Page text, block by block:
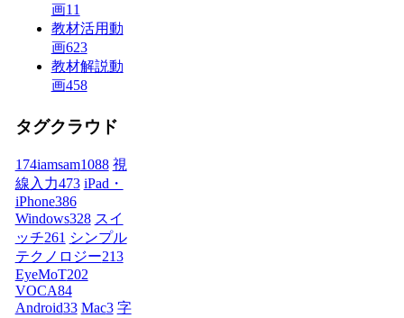
画11
教材活用動
画623
教材解説動
画458
タグクラウド
174iamsam1088 視
線入力473 iPad・
iPhone386
Windows328 スイ
ッチ261 シンプル
テクノロジー213
EyeMoT202
VOCA84
Android33 Mac3 字